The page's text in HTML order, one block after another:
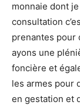
monnaie dont
consultation
prenantes pour
ayons une
foncière et
les armes pour
en gestation et